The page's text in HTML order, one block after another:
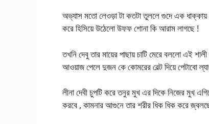
অভ্যাস মতো লেওড়া টা কতটা তুললে গুদে এক
করে হিসিয়ে উঠেলো উফফ শোনা কি আরাম লাগছে !
তখনি দেবু তার মায়ের পাছায় চাটি মেরে বললো এই
আওয়াজ পেলে দুজন কে কোমরের বেল্ট দিয়ে পেটাবো
লীনা দেবী চুপটি করে তনুর মুখ এর দিকে নিজের মুখ
করবে , কামনার আগুনে তার শরীর ধিক ধিক করে